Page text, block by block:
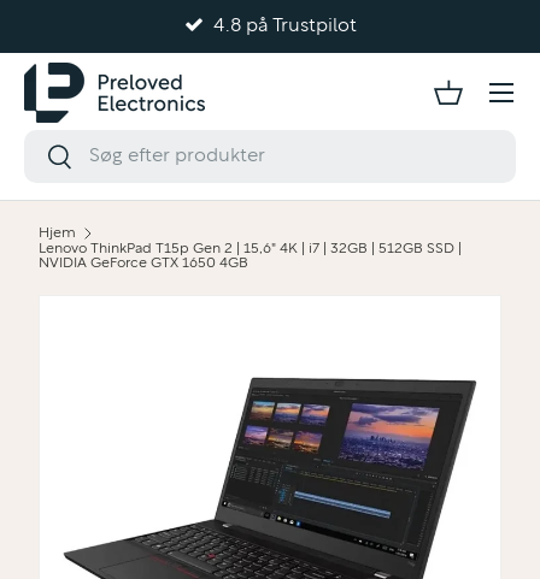
4.8 på Trustpilot
Hjem
Lenovo ThinkPad T15p Gen 2 | 15,6" 4K | i7 | 32GB | 512GB SSD |
NVIDIA GeForce GTX 1650 4GB